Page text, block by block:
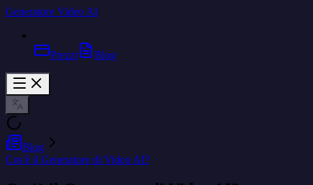
Generatore Video AI
Prezzi Blog
Blog
Cos'è il Generatore di Video AI?